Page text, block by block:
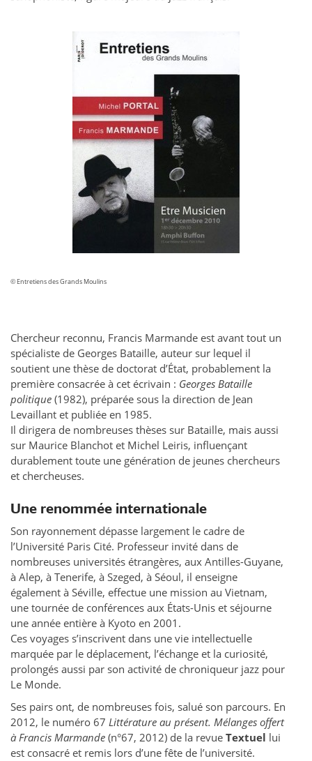
© Entretiens des Grands Moulins
Chercheur reconnu, Francis Marmande est avant tout un
spécialiste de Georges Bataille, auteur sur lequel il
soutient une thèse de doctorat d’État, probablement la
première consacrée à cet écrivain : Georges Bataille
politique (1982), préparée sous la direction de Jean
Levaillant et publiée en 1985.
Il dirigera de nombreuses thèses sur Bataille, mais aussi
sur Maurice Blanchot et Michel Leiris, influençant
durablement toute une génération de jeunes chercheurs
et chercheuses.
Une renommée internationale
Son rayonnement dépasse largement le cadre de
l’Université Paris Cité. Professeur invité dans de
nombreuses universités étrangères, aux Antilles-Guyane,
à Alep, à Tenerife, à Szeged, à Séoul, il enseigne
également à Séville, effectue une mission au Vietnam,
une tournée de conférences aux États-Unis et séjourne
une année entière à Kyoto en 2001.
Ces voyages s’inscrivent dans une vie intellectuelle
marquée par le déplacement, l’échange et la curiosité,
prolongés aussi par son activité de chroniqueur jazz pour
Le Monde.
Ses pairs ont, de nombreuses fois, salué son parcours. En
2012, le numéro 67 Littérature au présent. Mélanges offert
à Francis Marmande (n°67, 2012) de la revue Textuel lui
est consacré et remis lors d’une fête de l’université.